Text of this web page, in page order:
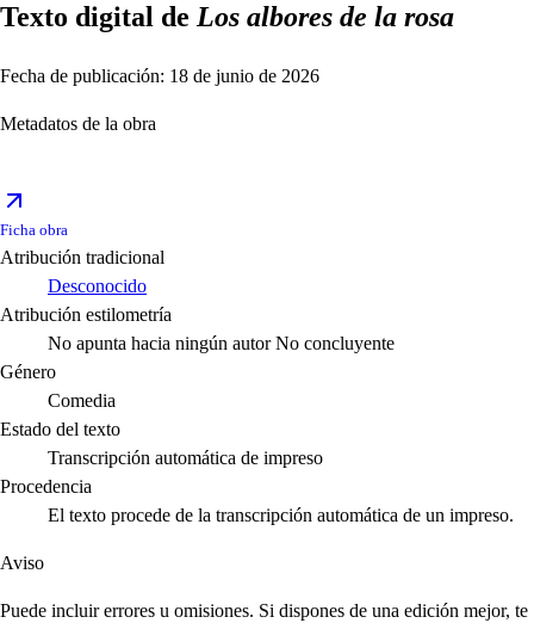
Texto digital de Los albores de la rosa
Fecha de publicación: 18 de junio de 2026
Metadatos de la obra
Ficha obra
Atribución tradicional
Desconocido
Atribución estilometría
No apunta hacia ningún autor No concluyente
Género
Comedia
Estado del texto
Transcripción automática de impreso
Procedencia
El texto procede de la transcripción automática de un impreso.
Aviso
Puede incluir errores u omisiones. Si dispones de una edición mejor, te